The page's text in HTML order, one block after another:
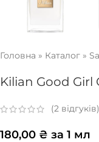
Головна » Каталог »
Kilian Good Girl
(2 відгуків)
180,00 ₴ за 1 мл